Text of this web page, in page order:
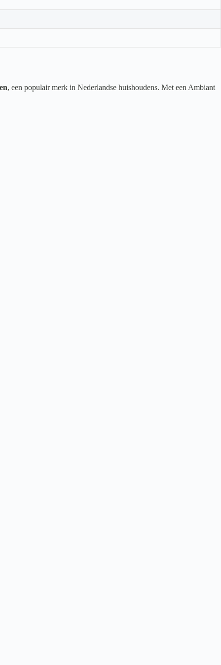
, een populair merk in Nederlandse huishoudens. Met een Ambiant